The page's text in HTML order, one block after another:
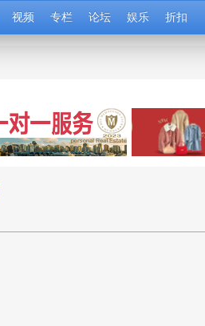
视频 专栏 论坛 娱乐 折扣